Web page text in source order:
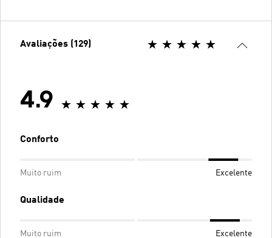
Avaliações (129)
4.9
Conforto
Muito ruim Excelente
Qualidade
Muito ruim Excelente